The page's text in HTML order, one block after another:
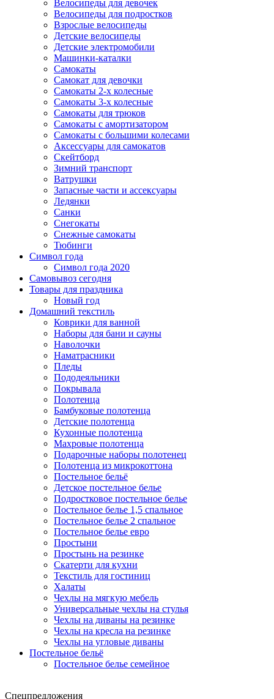
Велосипеды для девочек
Велосипеды для подростков
Взрослые велосипеды
Детские велосипеды
Детские электромобили
Машинки-каталки
Самокаты
Самокат для девочки
Самокаты 2-х колесные
Самокаты 3-х колесные
Самокаты для трюков
Самокаты с амортизатором
Самокаты с большими колесами
Аксессуары для самокатов
Скейтборд
Зимний транспорт
Ватрушки
Запасные части и ассексуары
Ледянки
Санки
Снегокаты
Снежные самокаты
Тюбинги
Символ года
Символ года 2020
Самовывоз сегодня
Товары для праздника
Новый год
Домашний текстиль
Коврики для ванной
Наборы для бани и сауны
Наволочки
Наматрасники
Пледы
Пододеяльники
Покрывала
Полотенца
Бамбуковые полотенца
Детские полотенца
Кухонные полотенца
Махровые полотенца
Подарочные наборы полотенец
Полотенца из микрокоттона
Постельное бельё
Детское постельное белье
Подростковое постельное белье
Постельное белье 1,5 спальное
Постельное белье 2 спальное
Постельное белье евро
Простыни
Простынь на резинке
Скатерти для кухни
Текстиль для гостиниц
Халаты
Чехлы на мягкую мебель
Универсальные чехлы на стулья
Чехлы на диваны на резинке
Чехлы на кресла на резинке
Чехлы на угловые диваны
Постельное бельё
Постельное белье семейное
Спецпредложения